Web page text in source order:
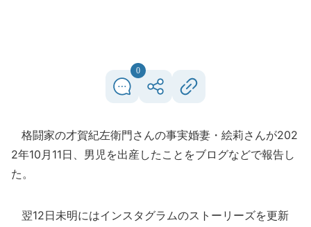
0
格闘家の才賀紀左衛門さんの事実婚妻・絵莉さんが202
2年10月11日、男児を出産したことをブログなどで報告し
た。
翌12日未明にはインスタグラムのストーリーズを更新